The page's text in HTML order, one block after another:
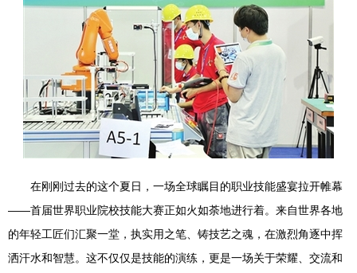
在刚刚过去的这个夏日，一场全球瞩目的职业技能盛宴拉开帷幕
——首届世界职业院校技能大赛正如火如荼地进行着。来自世界各地
的年轻工匠们汇聚一堂，执实用之笔、铸技艺之魂，在激烈角逐中挥
洒汗水和智慧。这不仅仅是技能的演练，更是一场关于荣耀、交流和